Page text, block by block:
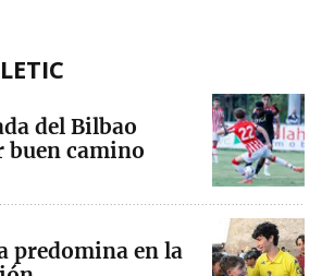
del Bilbao
buen camino
predomina en la